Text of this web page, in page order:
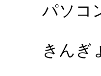
パソコ
きんぎ